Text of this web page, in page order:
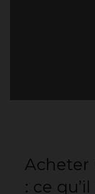
Acheter
: ce qu’il